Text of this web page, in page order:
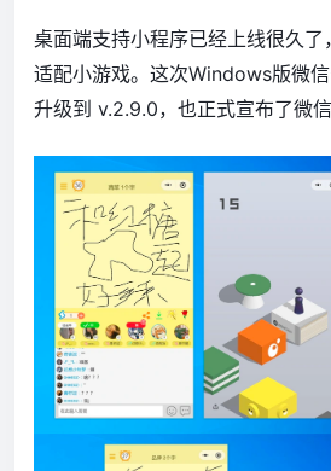
桌面端支持小程序已经上线很久了
适配小游戏。这次Windows版微
升级到 v.2.9.0，也正式宣布了微信